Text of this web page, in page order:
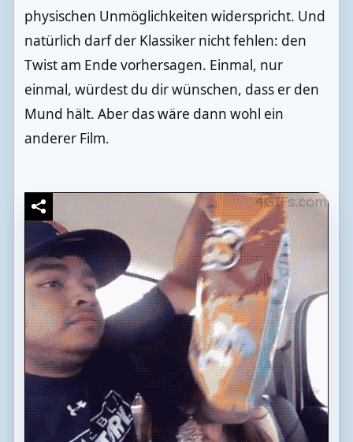
physischen Unmöglichkeiten widerspricht. Und
natürlich darf der Klassiker nicht fehlen: den
Twist am Ende vorhersagen. Einmal, nur
einmal, würdest du dir wünschen, dass er den
Mund hält. Aber das wäre dann wohl ein
anderer Film.